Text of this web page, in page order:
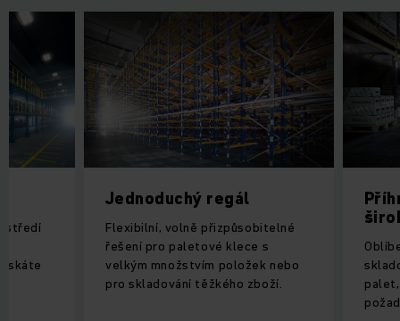
Jednoduchý regál
Flexibilní, volně přizpůsobitelné
řešení pro paletové klece s
velkým množstvím položek nebo
pro skladování těžkého zboží.